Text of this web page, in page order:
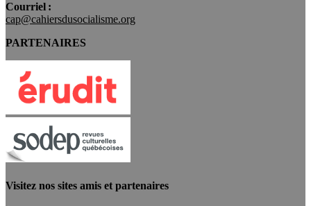
Courriel :
cap@cahiersdusocialisme.org
PARTENAIRES
Visitez nos sites amis et partenaires